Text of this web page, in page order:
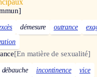
démesure outrance
[En matière de sexualité]
débauche incontinence vice